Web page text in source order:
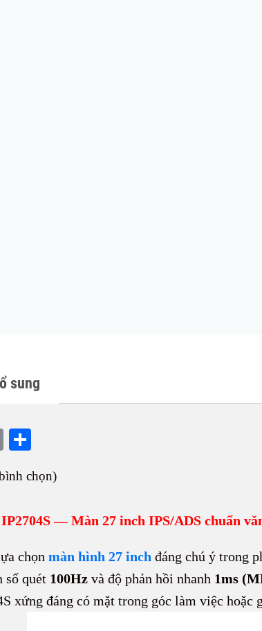
sung
C
y
nk
re
chọn)
— Màn 27 inch IPS/ADS chuẩn
chọn màn hình 27 inch đáng chú ý trong
số quét 100Hz và độ phản hồi nhanh 1ms
xứng đáng có mặt trong góc làm việc hoặc